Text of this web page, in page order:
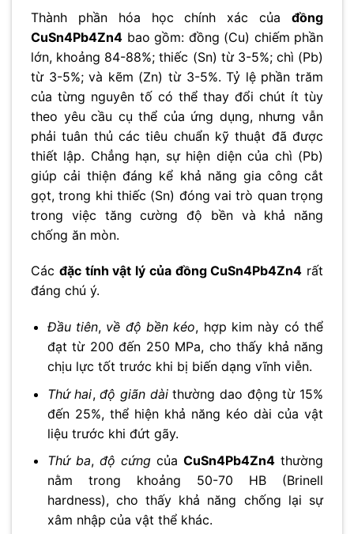
Thành phần hóa học chính xác của đồng
CuSn4Pb4Zn4 bao gồm: đồng (Cu) chiếm phần
lớn, khoảng 84-88%; thiếc (Sn) từ 3-5%; chì (Pb)
từ 3-5%; và kẽm (Zn) từ 3-5%. Tỷ lệ phần trăm
của từng nguyên tố có thể thay đổi chút ít tùy
theo yêu cầu cụ thể của ứng dụng, nhưng vẫn
phải tuân thủ các tiêu chuẩn kỹ thuật đã được
thiết lập. Chẳng hạn, sự hiện diện của chì (Pb)
giúp cải thiện đáng kể khả năng gia công cắt
gọt, trong khi thiếc (Sn) đóng vai trò quan trọng
trong việc tăng cường độ bền và khả năng
chống ăn mòn.
Các đặc tính vật lý của đồng CuSn4Pb4Zn4 rất
đáng chú ý.
Đầu tiên, về độ bền kéo, hợp kim này có thể
đạt từ 200 đến 250 MPa, cho thấy khả năng
chịu lực tốt trước khi bị biến dạng vĩnh viễn.
Thứ hai,độ giãn dàithường dao động từ 15%
đến 25%, thể hiện khả năng kéo dài của vật
liệu trước khi đứt gãy.
Thứ ba, độ cứngcủaCuSn4Pb4Zn4 thường
nằm trong khoảng 50-70 HB (Brinell
hardness), cho thấy khả năng chống lại sự
xâm nhập của vật thể khác.